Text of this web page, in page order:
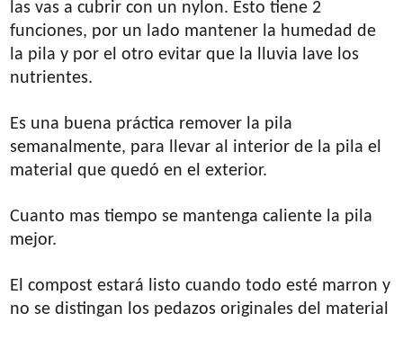
las vas a cubrir con un nylon. Esto tiene 2
funciones, por un lado mantener la humedad de
la pila y por el otro evitar que la lluvia lave los
nutrientes.
Es una buena práctica remover la pila
semanalmente, para llevar al interior de la pila el
material que quedó en el exterior.
Cuanto mas tiempo se mantenga caliente la pila
mejor.
El compost estará listo cuando todo esté marron y
no se distingan los pedazos originales del material